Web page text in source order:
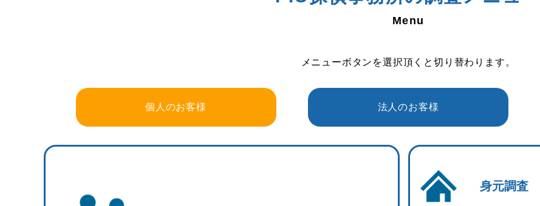
メニューボタンを選択頂くと切り替わります。
個人のお客様 法人のお客様
身元調査